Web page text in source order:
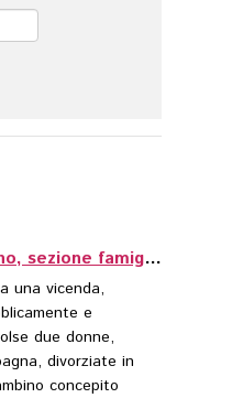
Corte d’Appello di Torino, sezione famiglia, decreto del 29 ottobre 2014
una vicenda,
e
due donne,
divorziate in
concepito